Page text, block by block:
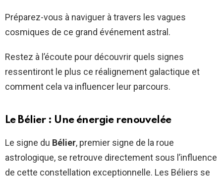
Préparez-vous à naviguer à travers les vagues
cosmiques de ce grand événement astral.
Restez à l’écoute pour découvrir quels signes
ressentiront le plus ce réalignement galactique et
comment cela va influencer leur parcours.
Le Bélier : Une énergie renouvelée
Le signe du Bélier, premier signe de la roue
astrologique, se retrouve directement sous l’influence
de cette constellation exceptionnelle. Les Béliers se